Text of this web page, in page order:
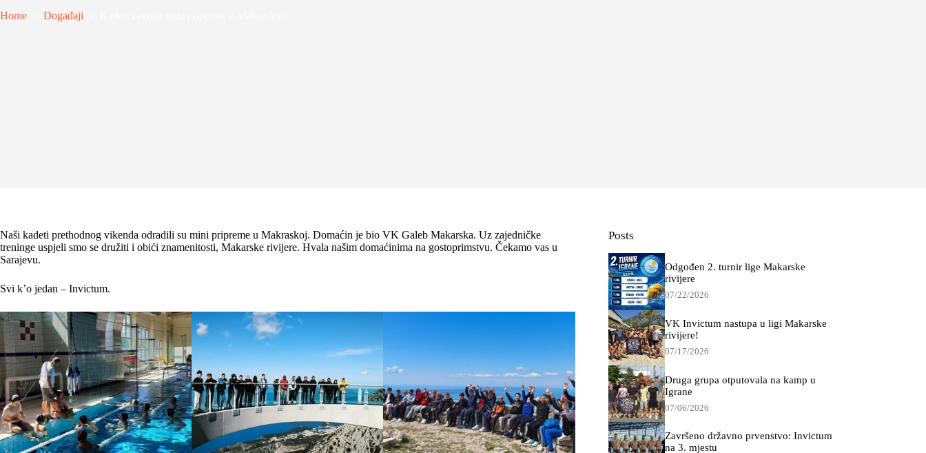
Home Događaji
Naši kadeti prethodnog vikenda odradili su mini pripreme u Makraskoj. Domaćin je bio VK Galeb Makarska. Uz zajedničke
treninge uspjeli smo se družiti i obići znamenitosti, Makarske rivijere. Hvala našim domaćinima na gostoprimstvu. Čekamo vas u
Sarajevu.
Svi k’o jedan – Invictum.
Posts
Odgođen 2. turnir lige Makarske
rivijere
07/22/2026
VK Invictum nastupa u ligi Makarske
rivijere!
07/17/2026
Druga grupa otputovala na kamp u
Igrane
07/06/2026
Završeno državno prvenstvo: Invictum
na 3. mjestu